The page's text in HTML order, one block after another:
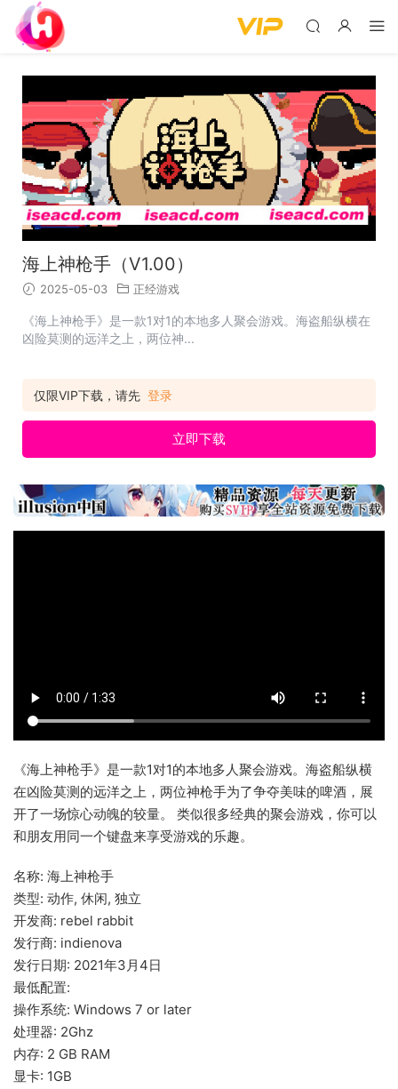
海上神枪手（V1.00）
2025-05-03 正经游戏
《海上神枪手》是一款1对1的本地多人聚会游戏。海盗船纵横在
凶险莫测的远洋之上，两位神...
仅限VIP下载，请先 登录
立即下载
《海上神枪手》是一款1对1的本地多人聚会游戏。海盗船纵横
在凶险莫测的远洋之上，两位神枪手为了争夺美味的啤酒，展
开了一场惊心动魄的较量。 类似很多经典的聚会游戏，你可以
和朋友用同一个键盘来享受游戏的乐趣。
名称: 海上神枪手
类型: 动作, 休闲, 独立
开发商: rebel rabbit
发行商: indienova
发行日期: 2021年3月4日
最低配置:
操作系统: Windows 7 or later
处理器: 2Ghz
内存: 2 GB RAM
显卡: 1GB